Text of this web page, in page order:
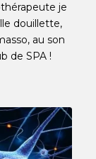
je
douillette,
au son
de SPA !